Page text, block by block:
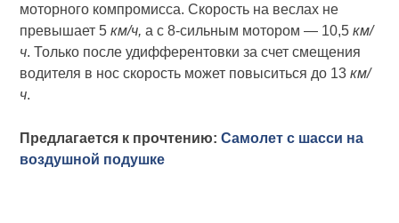
моторного компромисса. Скорость на веслах не
превышает 5км/ч, а с 8-сильным мотором — 10,5км/
ч. Только после удифферентовки за счет смещения
водителя в нос скорость может повыситься до 13км/
ч.
Предлагается к прочтению:Самолет с шасси на
воздушной подушке